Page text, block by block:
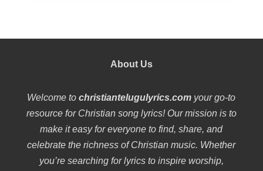
About Us
Welcome tochristiantelugulyrics.com your go-to
resource for Christian song lyrics! Our mission is to
make it easy for everyone to find, share, and
celebrate the richness of Christian music. Whether
you’re searching for lyrics to inspire worship,